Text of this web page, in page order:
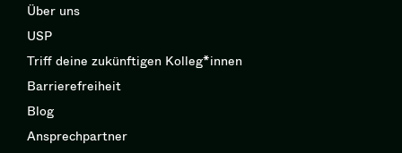
Über uns
USP
Triff deine zukünftigen Kolleg*innen
Barrierefreiheit
Blog
Ansprechpartner